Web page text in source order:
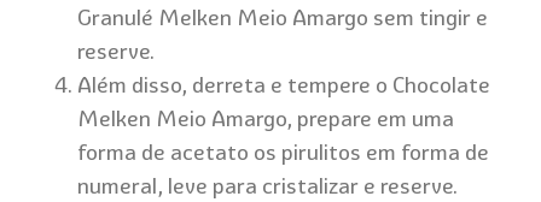
Granulé Melken Meio Amargo sem tingir e
reserve.
Além disso, derreta e tempere o Chocolate
Melken Meio Amargo, prepare em uma
forma de acetato os pirulitos em forma de
numeral, leve para cristalizar e reserve.